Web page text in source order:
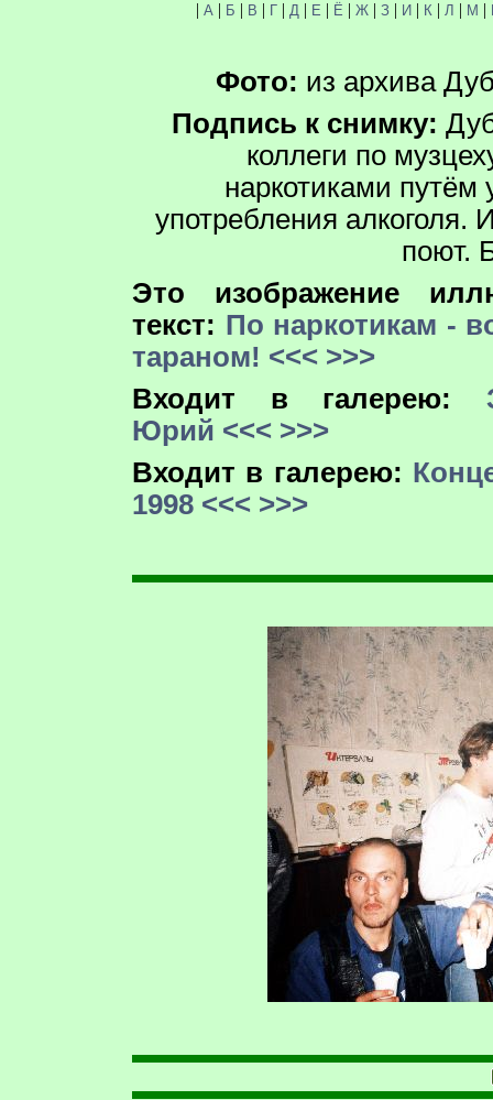
| А | Б | В | Г| Д | Е | Ё | Ж| З| И| К | Л | М |
Фото: из архива
Подпись к снимку:
коллеги по
наркотиками путём
употребления алкоголя.
поют.
Это изображение
текст: По наркотикам -
тараном! <<< >>>
Входит в галерею:
Юрий <<< >>>
Входит в галерею:
1998 <<< >>>